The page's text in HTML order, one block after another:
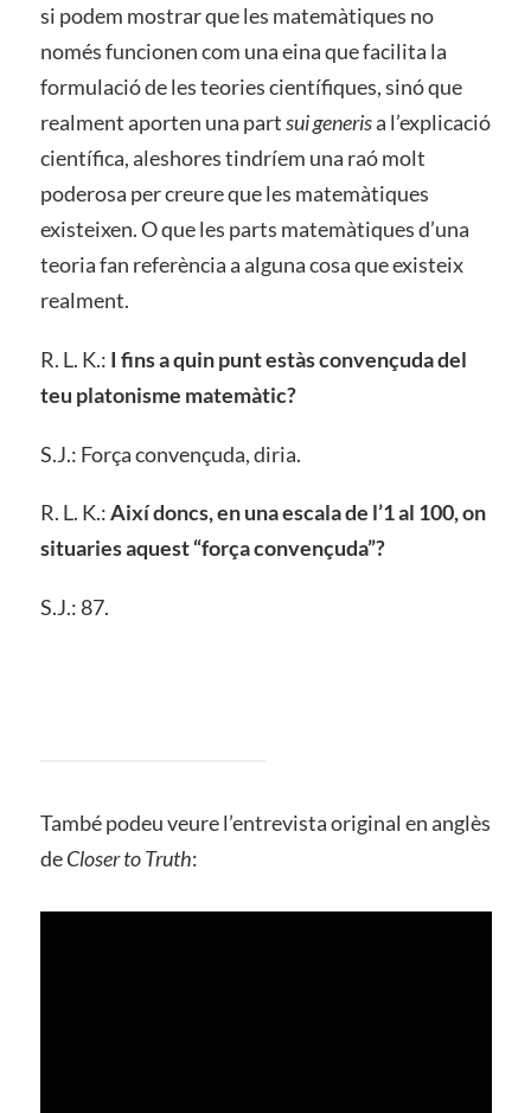
si podem mostrar que les matemàtiques no
només funcionen com una eina que facilita la
formulació de les teories científiques, sinó que
realment aporten una partsui generisa l’explicació
científica, aleshores tindríem una raó molt
poderosa per creure que les matemàtiques
existeixen. O que les parts matemàtiques d’una
teoria fan referència a alguna cosa que existeix
realment.
R. L. K.: I fins a quin punt estàs convençuda del
teu platonisme matemàtic?
S.J.: Força convençuda, diria.
R. L. K.:Així doncs, en una escala de l’1 al 100, on
situaries aquest “força convençuda”?
S.J.: 87.
També podeu veure l’entrevista original en anglès
deCloser to Truth: